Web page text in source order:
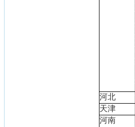
河北
天津
河南